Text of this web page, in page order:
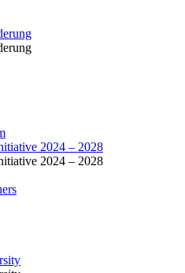
2024 – 2028
2024 – 2028